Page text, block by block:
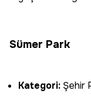
Sümer Park
Kategori: Şehir